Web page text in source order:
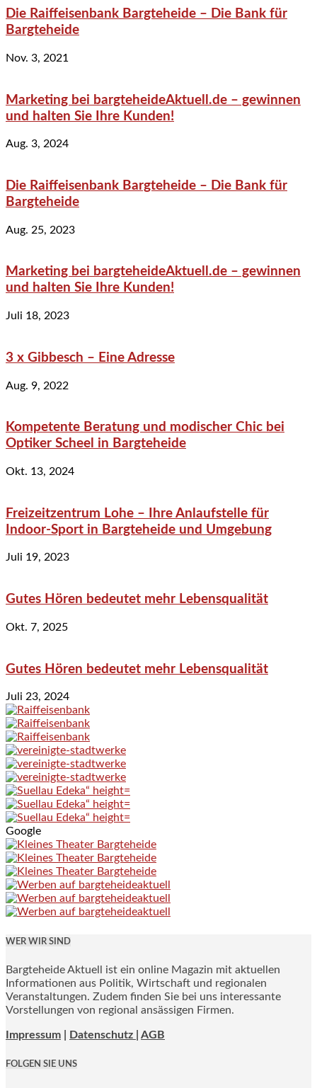
Die Raiffeisenbank Bargteheide – Die Bank für
Bargteheide
Nov. 3, 2021
Marketing bei bargteheideAktuell.de – gewinnen
und halten Sie Ihre Kunden!
Aug. 3, 2024
Die Raiffeisenbank Bargteheide – Die Bank für
Bargteheide
Aug. 25, 2023
Marketing bei bargteheideAktuell.de – gewinnen
und halten Sie Ihre Kunden!
Juli 18, 2023
3 x Gibbesch – Eine Adresse
Aug. 9, 2022
Kompetente Beratung und modischer Chic bei
Optiker Scheel in Bargteheide
Okt. 13, 2024
Freizeitzentrum Lohe – Ihre Anlaufstelle für
Indoor-Sport in Bargteheide und Umgebung
Juli 19, 2023
Gutes Hören bedeutet mehr Lebensqualität
Okt. 7, 2025
Gutes Hören bedeutet mehr Lebensqualität
Juli 23, 2024
Google
WER WIR SIND
Bargteheide Aktuell ist ein online Magazin mit aktuellen
Informationen aus Politik, Wirtschaft und regionalen
Veranstaltungen. Zudem finden Sie bei uns interessante
Vorstellungen von regional ansässigen Firmen.
Impressum Datenschutz | AGB
FOLGEN SIE UNS